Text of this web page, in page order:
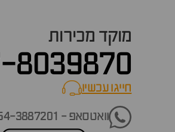
מוקד מכירות
8039870
חייגו עכשיוcall now
וואטסאפ - 054-3887201